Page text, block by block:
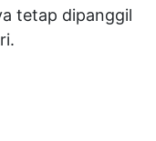
tetap dipanggil